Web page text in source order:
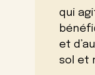
qui
et
sol et